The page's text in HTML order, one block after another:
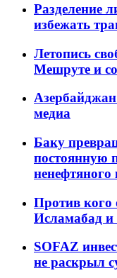
Разделение
избежать
Летопись
Мешруте и
Азербайджан
медиа
Баку
постоянную
ненефтяного
Против кого
Исламабад
SOFAZ
не раскрыл